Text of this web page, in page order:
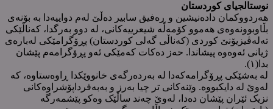
نوستالجیای کوردستان
هەردووکمان دادەنیشین و ڕەفیق سابیر دەڵێ لەم دواییەدا بە بۆنەی
بڵاوبوونەوەی هەموو کۆمەڵە شیعرییەکانی، لە دوو بەرگدا، کەناڵێکی
تەلەڤیزیۆنێ کوردی (کەناڵی گەلی کوردستان) پڕۆگرامێکی لەبارەی
ژیانی ئەوەوە پیشاندا. حەز دەکات کەمێکی ئەو پڕۆگرامەم پێشان
بدا(١).
لە بەشێکی پڕۆگرامەکەدا لە بەردەرگەی خانووێکدا ڕاوەستاوە، کە
لەوێ لە دایکبووە. وێنەکانی تر چیا بەرز و بەبەفرداپۆشراوەکانی
نزیک ئێران پێشان دەدا، لەوێ چەند ساڵێک وەکو پێشمەرگە